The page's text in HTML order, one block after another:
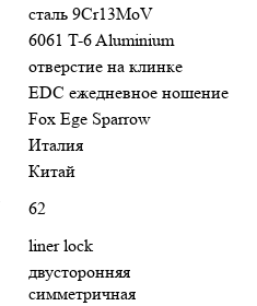
сталь 9Cr13MoV
6061 T-6 Aluminium
отверстие на клинке
EDC ежедневное ношение
Fox Ege Sparrow
Италия
Китай
62
liner lock
двусторонняя
симметричная